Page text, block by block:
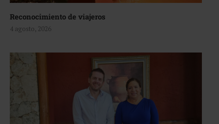
Reconocimiento de viajeros
4 agosto, 2026